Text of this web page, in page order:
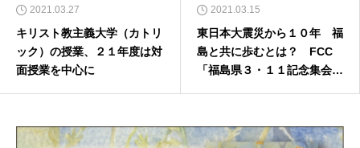
2021.03.27
キリスト教主義大学（カトリ
ック）の授業、２１年度は対
面授業を中心に
2021.03.15
東日本大震災から１０年 福
島と共に歩むとは？ FCC
「福島県３・１１記念集会」